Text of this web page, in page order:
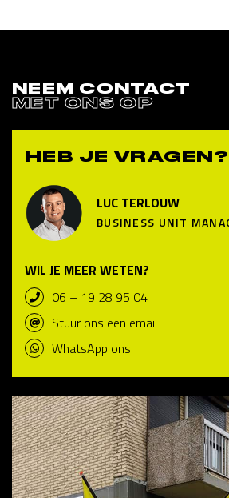
NEEM CONTACT
MET ONS OP
HEB JE VRAGEN?
LUC TERLOUW
BUSINESS UNIT
WIL JE MEER WETEN?
06 – 19 28 95 04
Stuur ons een email
WhatsApp ons